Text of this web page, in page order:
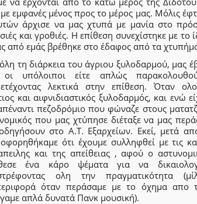
εμφανές μένος προς το μέρος μας. Μόλις
άρχισε να μας χτυπά με μανία στο
και γροθιές. Η επίθεση συνεχίστηκε με το
από εμάς βρέθηκε στο έδαφος από τα
τη διάρκεια του άγριου ξυλοδαρμού, μας
υπόλοιποι είτε απλώς
λεκτικά στην επίθεση. Όταν
και αιφνιδιαστικός ξυλοδαρμός, και ενώ
πεζοδρόμιο που φώναζε στους
που μας χτύπησε διέταξε να μας
στο Α.Τ. Εξαρχείων. Εκεί, μετά
ότι έχουμε συλληφθεί με τις
και της απείθειας , αφού ο
ένα κάρο ψέματα για να
ολη την πραγματικότητα
όταν περάσαμε με το όχημα απο
απλά δυνατά Πανκ μουσική).